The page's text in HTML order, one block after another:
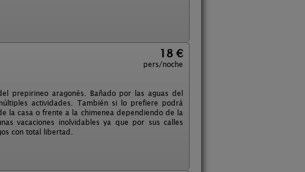
18 €
pers/noche
prepirineo aragonés. Bañado por las aguas del
actividades. También si lo prefiere podrá
la casa o frente a la chimenea dependiendo de la
vacaciones inolvidables ya que por sus calles
con total libertad.